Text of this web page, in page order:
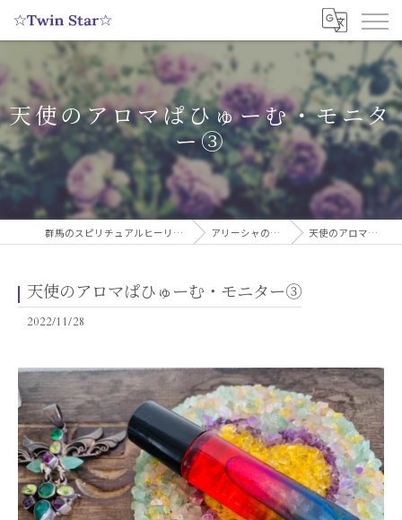
天使のアロマぱひゅーむ・モニタ
ー③
群馬のスピリチュアルヒーリングサロンなら実績多数の☆Twin Star☆ アリーシャのスピリチュアルブログ 天使のアロマぱひゅーむ・モニター③
天使のアロマぱひゅーむ・モニター③
2022/11/28